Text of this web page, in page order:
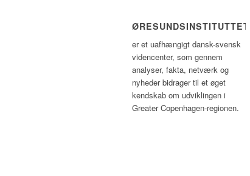
ØRESUNDSINSTITUTTET
er et uafhængigt dansk-svensk
videncenter, som gennem
analyser, fakta, netværk og
nyheder bidrager til et øget
kendskab om udviklingen i
Greater Copenhagen-regionen.